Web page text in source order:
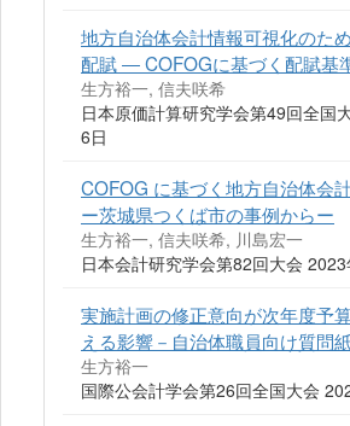
地方自治体会計情報可視化のた
配賦 ― COFOGに基づく配賦基
生方裕一, 信夫咲希
日本原価計算研究学会第49回全国
6日
COFOG に基づく地方自治体会
ー茨城県つくば市の事例からー
生方裕一, 信夫咲希, 川島宏一
日本会計研究学会第82回大会 2023
実施計画の修正意向が次年度予
える影響－自治体職員向け質問
生方裕一
国際公会計学会第26回全国大会